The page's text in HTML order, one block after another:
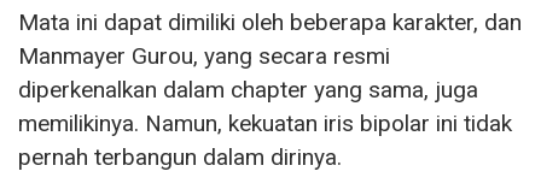
Mata ini dapat dimiliki oleh beberapa karakter, dan
Manmayer Gurou, yang secara resmi
diperkenalkan dalam chapter yang sama, juga
memilikinya. Namun, kekuatan iris bipolar ini tidak
pernah terbangun dalam dirinya.